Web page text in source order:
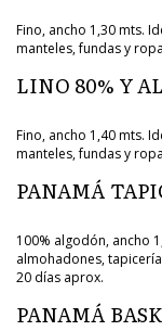
Fino, ancho 1,30 mts.
manteles, fundas y
LINO 80% Y
Fino, ancho 1,40 mts.
manteles, fundas y
PANAMÁ
100% algodón, ancho
almohadones,
20 días aprox.
PANAMÁ